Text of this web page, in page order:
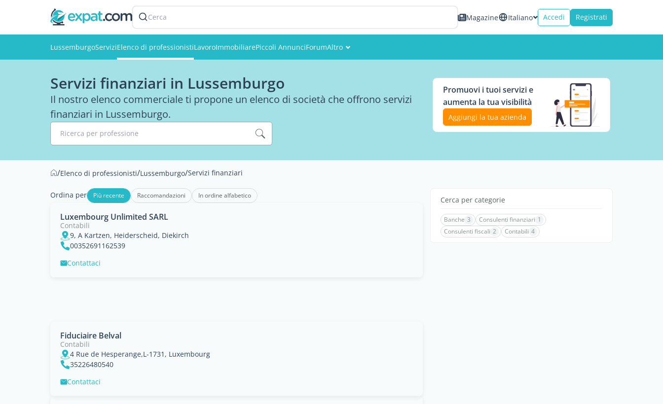
Cerca Magazine Italiano Accedi Registrati
LussemburgoServiziElenco di professionistiLavoroImmobiliarePiccoli AnnunciForumAltro
Servizi finanziari in Lussemburgo
Il nostro elenco commerciale ti propone un elenco di società che offrono servizi
finanziari in Lussemburgo.
Ricerca per professione
Promuovi i tuoi servizi e
aumenta la tua visibilità
Aggiungi la tua azienda
/Elenco di professionisti/Lussemburgo/Servizi finanziari
Ordina per Più recente Raccomandazioni In ordine alfabetico
Luxembourg Unlimited SARL
Contabili
9, A Kartzen, Heiderscheid, Diekirch
00352691162539
Contattaci
Fiduciaire Belval
Contabili
4 Rue de Hesperange,L-1731, Luxembourg
35226480540
Contattaci
Cerca per categorie
Banche 3 Consulenti finanziari 1
Consulenti fiscali 2 Contabili 4